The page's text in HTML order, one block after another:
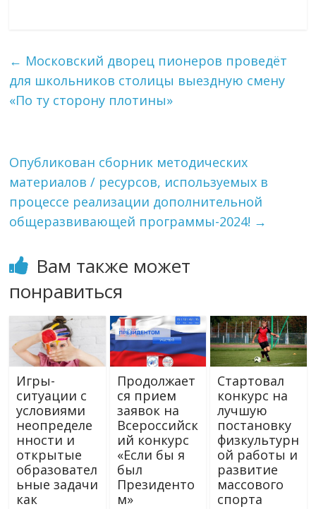
← Московский дворец пионеров проведёт
для школьников столицы выездную смену
«По ту сторону плотины»
Опубликован сборник методических
материалов / ресурсов, используемых в
процессе реализации дополнительной
общеразвивающей программы-2024! →
Вам также может
понравиться
Игры-
ситуации с
условиями
неопределе
нности и
открытые
образовател
ьные задачи
как
Продолжает
ся прием
заявок на
Всероссийск
ий конкурс
«Если бы я
был
Президенто
м»
Стартовал
конкурс на
лучшую
постановку
физкультурн
ой работы и
развитие
массового
спорта